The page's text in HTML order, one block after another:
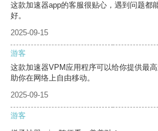
这款加速器app的客服很贴心，遇到问题都
好。
2025-09-15
游客
这款加速器VPM应用程序可以给你提供最
助你在网络上自由移动。
2025-09-15
游客